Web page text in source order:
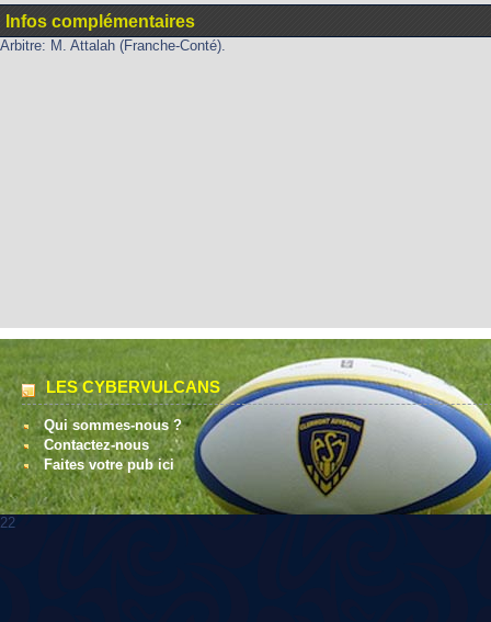
Infos complémentaires
Arbitre: M. Attalah (Franche-Conté).
LES CYBERVULCANS
Qui sommes-nous ?
Contactez-nous
Faites votre pub ici
22